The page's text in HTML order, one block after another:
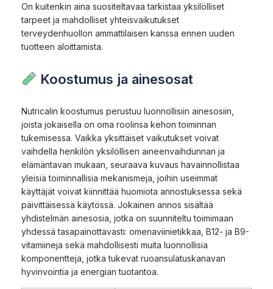
On kuitenkin aina suositeltavaa tarkistaa yksilölliset
tarpeet ja mahdolliset yhteisvaikutukset
terveydenhuollon ammattilaisen kanssa ennen uuden
tuotteen aloittamista.
Koostumus ja ainesosat
Nutricalin koostumus perustuu luonnollisiin ainesosiin,
joista jokaisella on oma roolinsa kehon toiminnan
tukemisessa. Vaikka yksittäiset vaikutukset voivat
vaihdella henkilön yksilöllisen aineenvaihdunnan ja
elämäntavan mukaan, seuraava kuvaus havainnollistaa
yleisiä toiminnallisia mekanismeja, joihin useimmat
käyttäjät voivat kiinnittää huomiota annostuksessa sekä
päivittäisessä käytössä. Jokainen annos sisältää
yhdistelmän ainesosia, jotka on suunniteltu toimimaan
yhdessä tasapainottavasti: omenaviinietikkaa, B12- ja B9-
vitamiineja sekä mahdollisesti muita luonnollisia
komponentteja, jotka tukevat ruoansulatuskanavan
hyvinvointia ja energian tuotantoa.